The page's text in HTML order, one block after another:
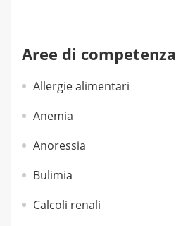
Aree di competenza
Allergie alimentari
Anemia
Anoressia
Bulimia
Calcoli renali